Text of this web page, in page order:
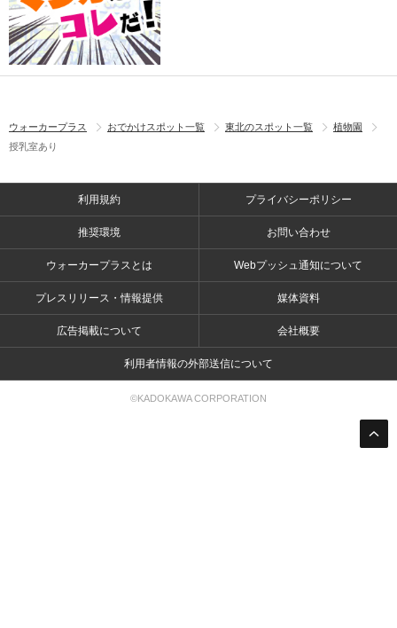
ウォーカープラス おでかけスポット一覧 東北のスポット一覧
植物園
授乳室あり
利用規約 プライバシーポリシー
推奨環境 お問い合わせ
ウォーカープラスとは Webプッシュ通知について
プレスリリース・情報提供 媒体資料
広告掲載について 会社概要
利用者情報の外部送信について
©KADOKAWA CORPORATION